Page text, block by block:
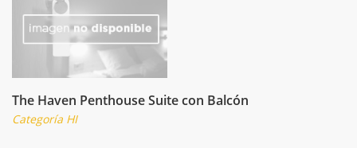
The Haven Penthouse Suite con Balcón
Categoría HI